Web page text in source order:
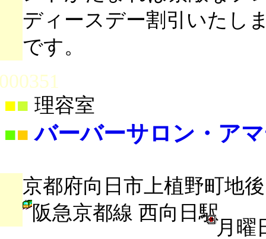
ディースデー割引いたし
です。
■ 理容室
■■ バーバーサロン・ア
京都府向日市上植野町地
阪急京都線 西向日駅
月曜